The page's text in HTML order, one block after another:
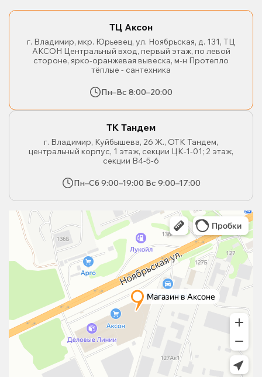
ТЦ Аксон
г. Владимир, мкр. Юрьевец, ул. Ноябрьская, д. 131, ТЦ
АКСОН Центральный вход, первый этаж, по левой
стороне, ярко-оранжевая вывеска, м-н Протепло
тёплые - сантехника
Пн–Вс 8:00–20:00
ТК Тандем
г. Владимир, Куйбышева, 26 Ж., ОТК Тандем,
центральный корпус, 1 этаж, секции ЦК-1-01; 2 этаж,
секции В4-5-6
Пн–Сб 9:00–19:00 Вс 9:00–17:00